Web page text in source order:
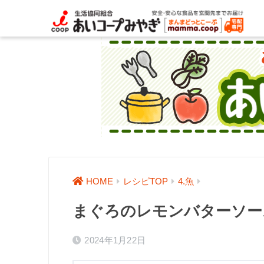
HOME レシピTOP 4.魚
まぐろのレモンバターソ
2024年1月22日